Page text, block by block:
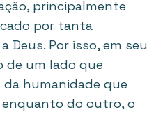
principalmente
por tanta
Deus. Por isso, em seu
de um lado que
humanidade que
do outro, o